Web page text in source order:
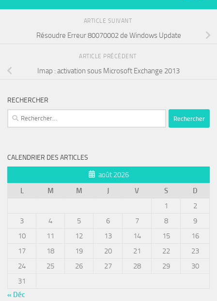
ARTICLE SUIVANT
Résoudre Erreur 80070002 de Windows Update
ARTICLE PRÉCÉDENT
Imap : activation sous Microsoft Exchange 2013
RECHERCHER
Rechercher :
CALENDRIER DES ARTICLES
août 2026
L
M M J V S
D
1
2
3
4 5 6 7 8
9
10
11 12 13 14 15
16
17
18 19 20 21 22
23
24
25 26 27 28 29
30
31
« Déc